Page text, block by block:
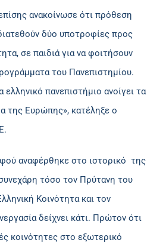
ανακοίνωσε ότι πρόθεση
δύο υποτροφίες προς
σε παιδιά για να φοιτήσουν
του Πανεπιστημίου.
πανεπιστήμιο ανοίγει τα
της Ευρώπης», κατέληξε ο
αναφέρθηκε στο ιστορικό της
τόσο τον Πρύτανη του
Κοινότητα και τον
δείχνει κάτι. Πρώτον ότι
κοινότητες στο εξωτερικό